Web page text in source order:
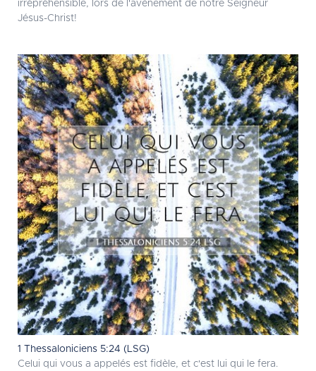
irrépréhensible, lors de l'avènement de notre Seigneur
Jésus-Christ!
1 Thessaloniciens 5:24 (LSG)
Celui qui vous a appelés est fidèle, et c'est lui qui le fera.